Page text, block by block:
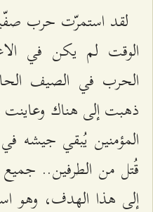
لقد استمرّت حرب
الوقت لم يكن في
الحرب في الصيف
ذهبت إلى هناك وعاينت
المؤمنين يُبقي جيشه
قُتل من الطرفين..
إلى هذا الهدف، وهو